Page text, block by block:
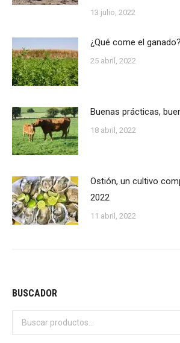
13 julio, 2022
¿Qué come el ganado?
25 abril, 2022
Buenas prácticas,
18 abril, 2022
Ostión, un cultivo
2022
11 abril, 2022
BUSCADOR